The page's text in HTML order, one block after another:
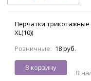
Перчатки трикотажные
XL(10))
Розничные: 18 руб.
В корзину
В